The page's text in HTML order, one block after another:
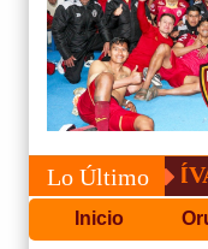
Lo Último
BOLÍVAR
Inicio